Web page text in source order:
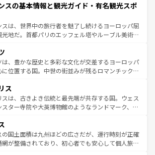
くれるイタリアで、忘れられない旅をしてみよう！
新着のイタリア情報は
根付くこの国では、情熱的なフラメンコ、熱気あふ
牛、そして美味しいタパスが生活の一部となってい
都マドリードの洗練された雰囲気や、バルセロナの
に溢れた街角から、地方では古代ローマ遺跡や中世
地方によって風土や気候が異なるスペインはその個
性で訪れる人を魅了する。 なお、新着のスペイン情報は コ
ツ一覧を参照してほしい。
スの基本情報と観光ガイド・有名観光スポ
スは、世界中の旅行者を魅了し続けるヨーロッパ屈
光地だ。首都パリのエッフェル塔やルーブル美術館
広い魅力が詰まっている。華麗な宮殿、歴史的な大
美しいビーチ、そして豊かな自然が、訪れる者を心
了する。また、フランスは美食の国としても知ら
シャンパンの発祥地であるランス、プロヴァンスの
いラベンダー畑など、多彩な楽しみ方が可能だ。さ
パリ以外の地域にも魅力が溢れており、どの街角に
方に足を運ぶとそれぞれで全く異なる文化を体験で
きるだろう。 なお、新着のフランス情報はコンテンツ一覧
してほしい。
は、豊かな歴史と多彩な文化が交差するヨーロッパ
に位置する国。中世の街並みが残るロマンチック街
つこの国は、どこを歩いても飽きることがない。ベ
の文化的活気、バイエルン州のアルプスの絶景、そ
イン川沿いのワイン畑といった風景は必見。ビール
好きな人にはぜひ体験してほしい。 なお、新着の
情報はコンテンツ一覧を参照してほしい。
ス
スは、古きよき伝統と最先端が共存する国。ウェス
スター寺院や大英博物館のようなランドマーク、歴
とに異なる魅力がある。また、優雅なアフタヌーン
、ビール好きにはたまらない英国パブ、サッカー観
、本場だからこそできる体験も豊富。イギリスを旅
の国土面積は九州ほどの広さだが、運行時刻が正確
網が整備されており、初心者でも安心して個人旅行